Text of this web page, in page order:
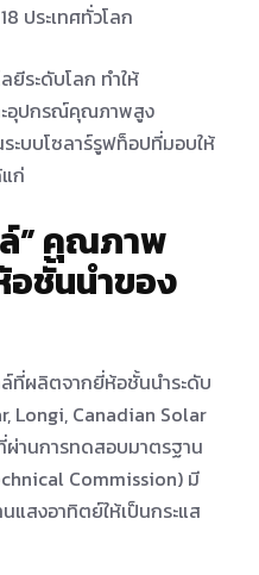
ประเทศทั่วโลก
ยีระดับโลก ทําให้
ะอุปกรณ์คุณภาพสูง
ะบบโซลาร์รูฟท็อปที่มอบให้
ก่
”คุณภาพ
ชั้นนําของ
ล์ที่ผลิตจากยี่ห้อชั้นนําระดับ
Longi, Canadian Solar
ผ่านการทดสอบมาตรฐาน
Commission) มี
แสงอาทิตย์ให้เป็นกระแส